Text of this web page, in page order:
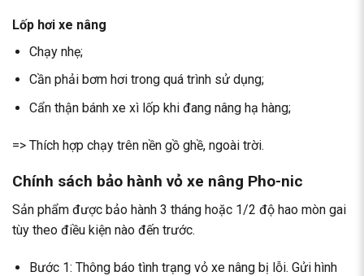
Lốp hơi xe nâng
Chạy nhẹ;
Cần phải bơm hơi trong quá trình sử dụng;
Cẩn thận bánh xe xì lốp khi đang nâng hạ hàng;
=> Thích hợp chạy trên nền gồ ghề, ngoài trời.
Chính sách bảo hành vỏ xe nâng Pho-nic
Sản phẩm được bảo hành 3 tháng hoặc 1/2 độ hao mòn gai
tùy theo điều kiện nào đến trước.
Bước 1: Thông báo tình trạng vỏ xe nâng bị lỗi. Gửi hình